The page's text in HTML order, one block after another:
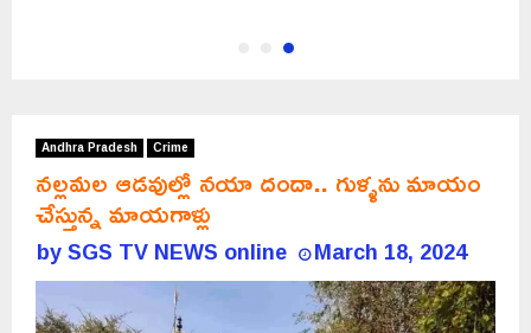
Andhra Pradesh Crime
నల్లమల ఆడవుల్లో నయా దందా.. గుళ్ళను మాయం
చేస్తున్న మాయగాళ్లు
bySGS TV NEWS online March 18, 2024